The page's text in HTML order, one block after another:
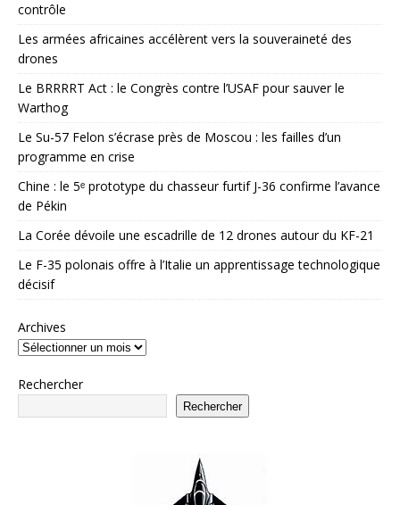
contrôle
Les armées africaines accélèrent vers la souveraineté des
drones
Le BRRRRT Act : le Congrès contre l’USAF pour sauver le
Warthog
Le Su-57 Felon s’écrase près de Moscou : les failles d’un
programme en crise
Chine : le 5ᵉ prototype du chasseur furtif J-36 confirme l’avance
de Pékin
La Corée dévoile une escadrille de 12 drones autour du KF-21
Le F-35 polonais offre à l’Italie un apprentissage technologique
décisif
Archives
Rechercher
Rechercher